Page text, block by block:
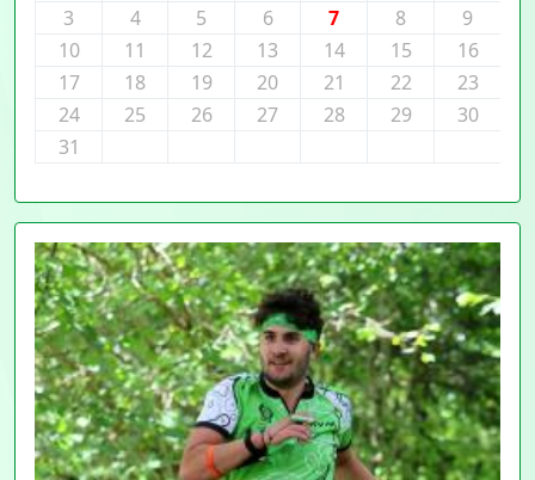
3
4 5 6 7 8
9
10
11 12 13 14 15
16
17
18 19 20 21 22
23
24
25 26 27 28 29
30
31